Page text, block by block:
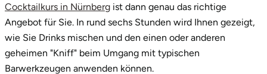
Cocktailkurs in Nürnberg ist dann genau das richtige
Angebot für Sie. In rund sechs Stunden wird Ihnen gezeigt,
wie Sie Drinks mischen und den einen oder anderen
geheimen "Kniff" beim Umgang mit typischen
Barwerkzeugen anwenden können.
Usedom
Viersen
Villingen Schwenningen